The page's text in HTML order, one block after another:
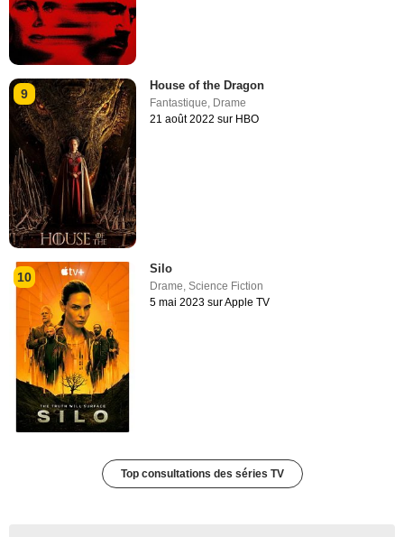
9
House of the Dragon
Fantastique, Drame
21 août 2022 sur HBO
10
Silo
Drame,Science Fiction
5 mai 2023 sur Apple TV
Top consultations des séries TV